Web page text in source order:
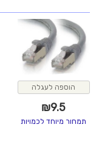
הוספה לעגלה
₪9.5
תמחור מיוחד לכמויות